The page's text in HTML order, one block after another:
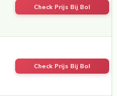
Check Prijs Bij Bol
Check Prijs Bij Bol